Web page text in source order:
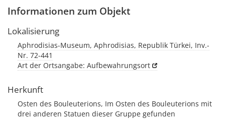
Informationen zum Objekt
Lokalisierung
Aphrodisias-Museum, Aphrodisias, Republik Türkei, Inv.-
Nr. 72-441
Art der Ortsangabe: Aufbewahrungsort
Herkunft
Osten des Bouleuterions, Im Osten des Bouleuterions mit
drei anderen Statuen dieser Gruppe gefunden